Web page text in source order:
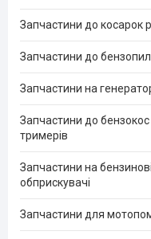
Запчастини до косарок
Запчастини до бензопил
Запчастини на
Запчастини до бензокос
тримерів
Запчастини на бензинові
обприскувачі
Запчастини для